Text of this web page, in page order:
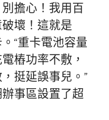
擔心！我用百
壞！這就是
“重卡電池容量
樁功率不敷，
挺延誤事兒。”
事區設置了超